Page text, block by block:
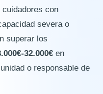
con
severa o
superar los
32.000€ en
o responsable de